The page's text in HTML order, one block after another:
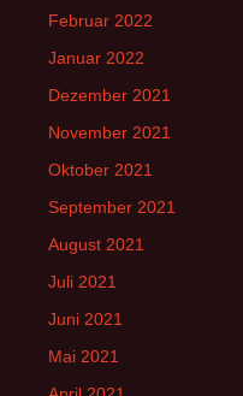
Februar 2022
Januar 2022
Dezember 2021
November 2021
Oktober 2021
September 2021
August 2021
Juli 2021
Juni 2021
Mai 2021